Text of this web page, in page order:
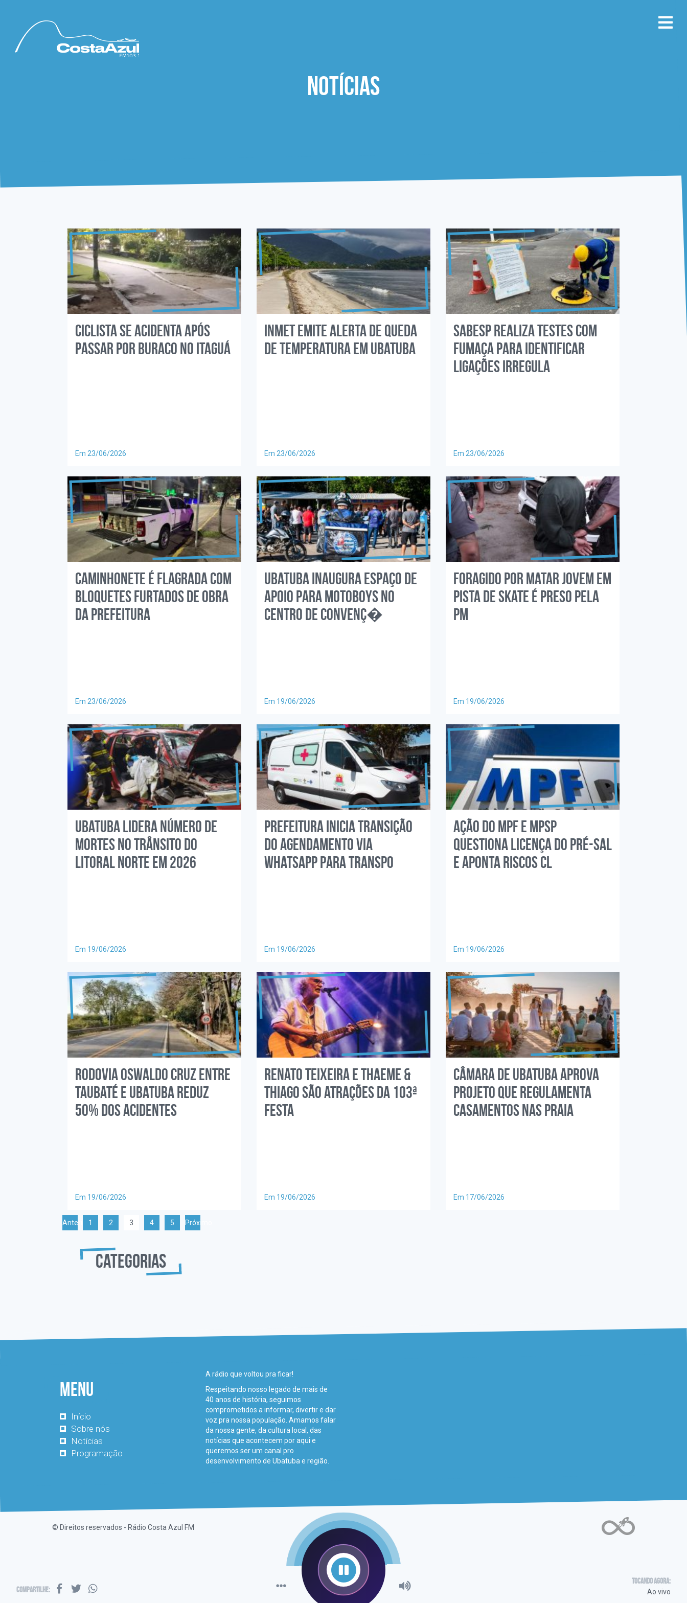
Compartilhe:
Tocando agora:
Ao vivo
Notícias
Ciclista se acidenta após
passar por buraco no Itaguá
Em 23/06/2026
Inmet emite alerta de queda
de temperatura em Ubatuba
Em 23/06/2026
Sabesp realiza testes com
fumaça para identificar
ligações irregula
Em 23/06/2026
Caminhonete é flagrada com
bloquetes furtados de obra
da prefeitura
Em 23/06/2026
Ubatuba inaugura espaço de
apoio para motoboys no
Centro de Convenç�
Em 19/06/2026
Foragido por matar jovem em
pista de skate é preso pela
PM
Em 19/06/2026
Ubatuba lidera número de
mortes no trânsito do
Litoral Norte em 2026
Em 19/06/2026
Prefeitura inicia transição
do agendamento via
WhatsApp para transpo
Em 19/06/2026
Ação do MPF e MPSP
questiona licença do pré-sal
e aponta riscos cl
Em 19/06/2026
Rodovia Oswaldo Cruz entre
Taubaté e Ubatuba reduz
50% dos acidentes
Em 19/06/2026
Renato Teixeira e Thaeme &
Thiago são atrações da 103ª
Festa
Em 19/06/2026
Câmara de Ubatuba aprova
projeto que regulamenta
casamentos nas praia
Em 17/06/2026
Anterior 1 2 3 4 5 Próximo
Categorias
Menu
Início
Sobre nós
Notícias
Programação
A rádio que voltou pra ficar!
Respeitando nosso legado de mais de
40 anos de história, seguimos
comprometidos a informar, divertir e dar
voz pra nossa população. Amamos falar
da nossa gente, da cultura local, das
notícias que acontecem por aqui e
queremos ser um canal pro
desenvolvimento de Ubatuba e região.
© Direitos reservados - Rádio Costa Azul FM